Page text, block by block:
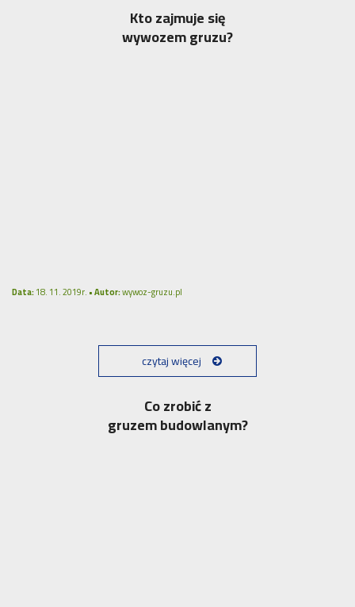
Kto zajmuje się
wywozem gruzu?
Data:18. 11. 2019r. •Autor:wywoz-gruzu.pl
czytaj więcej
Co zrobić z
gruzem budowlanym?